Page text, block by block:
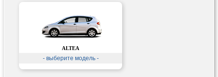
ALTEA
- выберите модель -